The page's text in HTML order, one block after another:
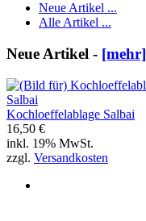
Neue Artikel ...
Alle Artikel ...
Neue Artikel - [mehr]
Kochloeffelablage Salbai
16,50 €
inkl. 19% MwSt.
zzgl. Versandkosten